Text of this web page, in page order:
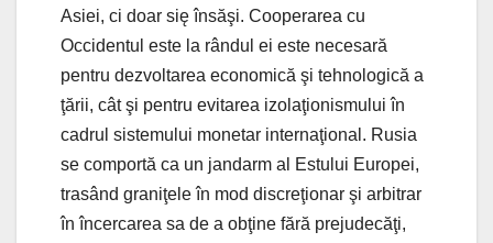
Asiei, ci doar się însăşi. Cooperarea cu
Occidentul este la rândul ei este necesară
pentru dezvoltarea economică şi tehnologică a
ţării, cât şi pentru evitarea izolaţionismului în
cadrul sistemului monetar internaţional. Rusia
se comportă ca un jandarm al Estului Europei,
trasând graniţele în mod discreţionar şi arbitrar
în încercarea sa de a obţine fără prejudecăţi,